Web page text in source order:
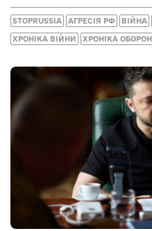
STOPRUSSIA АГРЕСІЯ РФ ВІЙНА
ХРОНІКА ВІЙНИ ХРОНІКА